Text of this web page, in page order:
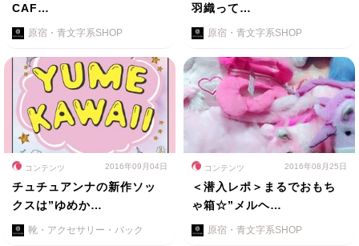
CAF…
原宿・青文字系SHOP
羽織って…
原宿・青文字系SHOP
コンテンツ 2016年09月04日
チュチュアンナの新作ソッ
クスは”ゆめか…
靴・アクセサリー・バック
コンテンツ 2016年08月25日
＜潜入レポ＞まるでおもち
ゃ箱☆”メルヘ…
原宿・青文字系SHOP